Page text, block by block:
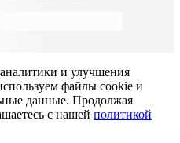
и улучшения
файлы cookie и
данные. Продолжая
с нашей политикой